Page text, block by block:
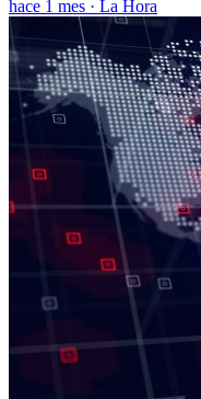
hace 1 mes · La Hora